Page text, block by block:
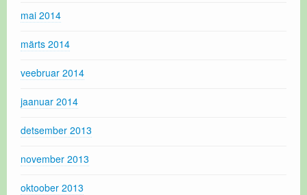
mai 2014
märts 2014
veebruar 2014
jaanuar 2014
detsember 2013
november 2013
oktoober 2013